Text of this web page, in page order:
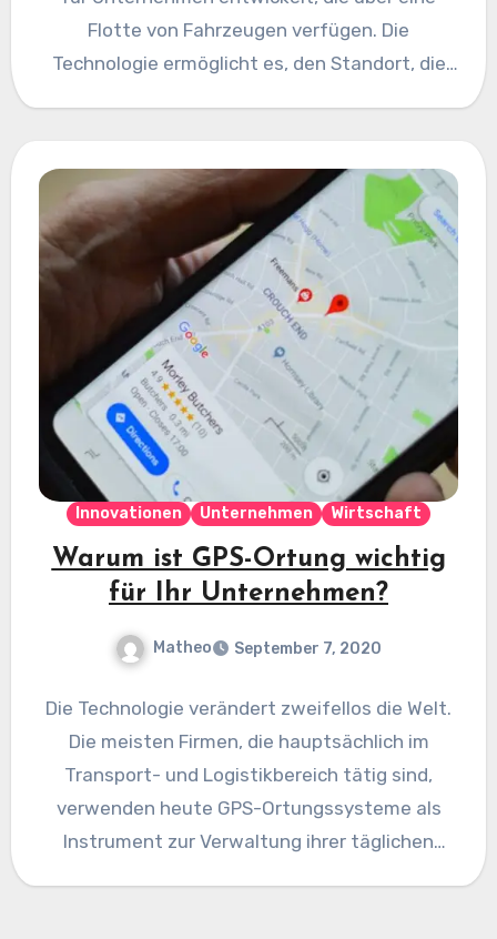
Flotte von Fahrzeugen verfügen. Die
Technologie ermöglicht es, den Standort, die
Innovationen Unternehmen Wirtschaft
Warum ist GPS-Ortung wichtig
für Ihr Unternehmen?
Matheo September 7, 2020
Die Technologie verändert zweifellos die Welt.
Die meisten Firmen, die hauptsächlich im
Transport- und Logistikbereich tätig sind,
verwenden heute GPS-Ortungssysteme als
Instrument zur Verwaltung ihrer täglichen